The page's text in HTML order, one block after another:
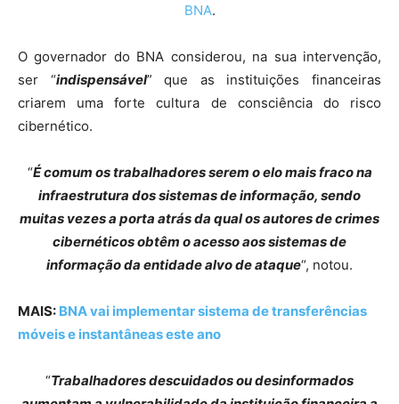
BNA.
O governador do BNA considerou, na sua intervenção,
ser “indispensável” que as instituições financeiras
criarem uma forte cultura de consciência do risco
cibernético.
“É comum os trabalhadores serem o elo mais fraco na
infraestrutura dos sistemas de informação, sendo
muitas vezes a porta atrás da qual os autores de crimes
cibernéticos obtêm o acesso aos sistemas de
informação da entidade alvo de ataque“, notou.
MAIS: BNA vai implementar sistema de transferências
móveis e instantâneas este ano
“Trabalhadores descuidados ou desinformados